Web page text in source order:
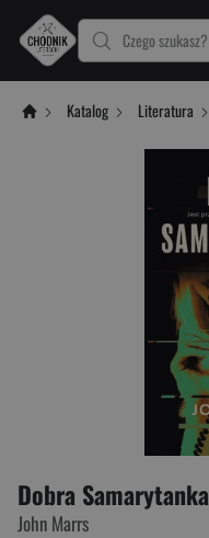
Czego szukasz?
Katalog Literatura
Dobra Samarytanka
John Marrs